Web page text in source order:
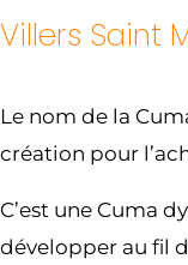
Villers Saint
Le nom de la
création pour
C’est une Cuma
développer au fil